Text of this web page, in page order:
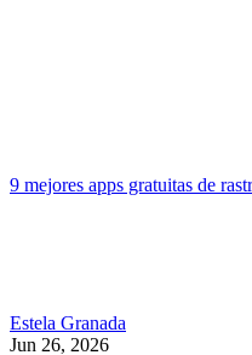
9 mejores apps gratuitas de
Estela Granada
Jun 26, 2026